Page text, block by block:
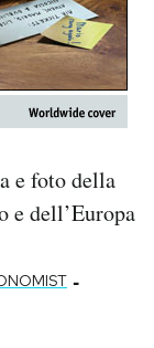
e foto della
e dell’Europa
-